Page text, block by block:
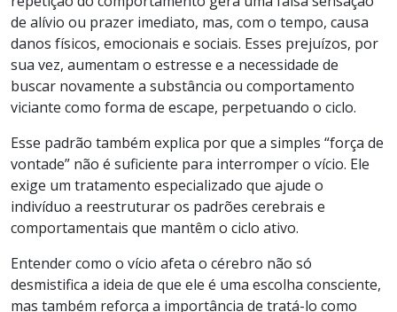
de alívio ou prazer imediato, mas, com o tempo, causa
danos físicos, emocionais e sociais. Esses prejuízos, por
sua vez, aumentam o estresse e a necessidade de
buscar novamente a substância ou comportamento
viciante como forma de escape, perpetuando o ciclo.
Esse padrão também explica por que a simples “força de
vontade” não é suficiente para interromper o vício. Ele
exige um tratamento especializado que ajude o
indivíduo a reestruturar os padrões cerebrais e
comportamentais que mantêm o ciclo ativo.
Entender como o vício afeta o cérebro não só
desmistifica a ideia de que ele é uma escolha consciente,
mas também reforça a importância de tratá-lo como